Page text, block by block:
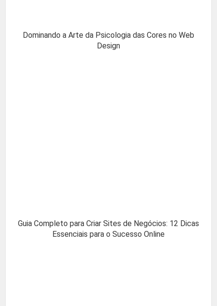
Dominando a Arte da Psicologia das Cores no Web
Design
Guia Completo para Criar Sites de Negócios: 12 Dicas
Essenciais para o Sucesso Online